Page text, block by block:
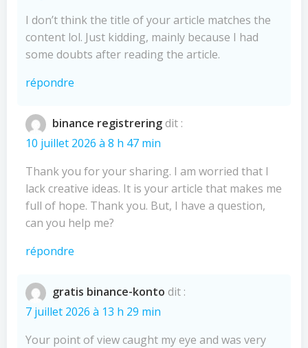
I don’t think the title of your article matches the
content lol. Just kidding, mainly because I had
some doubts after reading the article.
répondre
binance registreringdit :
10 juillet 2026 à 8 h 47 min
Thank you for your sharing. I am worried that I
lack creative ideas. It is your article that makes me
full of hope. Thank you. But, I have a question,
can you help me?
répondre
gratis binance-konto dit :
7 juillet 2026 à 13 h 29 min
Your point of view caught my eye and was very